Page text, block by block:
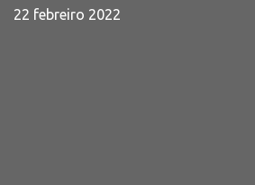
22 febreiro 2022